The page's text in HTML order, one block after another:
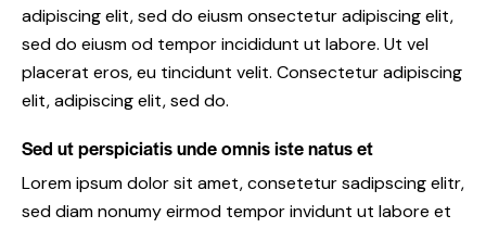
adipiscing elit, sed do eiusm onsectetur adipiscing elit,
sed do eiusm od tempor incididunt ut labore. Ut vel
placerat eros, eu tincidunt velit. Consectetur adipiscing
elit, adipiscing elit, sed do.
Sed ut perspiciatis unde omnis iste natus et
Lorem ipsum dolor sit amet, consetetur sadipscing elitr,
sed diam nonumy eirmod tempor invidunt ut labore et